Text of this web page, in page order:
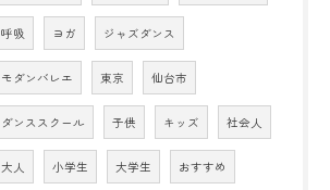
呼吸 ヨガ ジャズダンス
モダンバレエ 東京 仙台市
ダンススクール 子供 キッズ 社会人
大人 小学生 大学生 おすすめ